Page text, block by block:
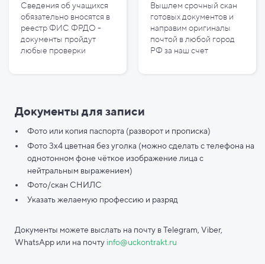
Сведения об учащихся
обязательно вносятся в
реестр ФИС ФРДО -
документы пройдут
любые проверки
Вышлем срочный скан
готовых документов и
направим оригиналы
почтой в любой город
РФ за наш счет
Документы для записи
Фото или копия паспорта (разворот и прописка)
Фото 3х4 цветная без уголка (можно сделать с телефона на
однотонном фоне чёткое изображение лица с
нейтральным выражением)
Фото/скан СНИЛС
Указать желаемую профессию и разряд
Документы можете выслать на почту в Telegram, Viber,
WhatsApp или на почту info@uckontrakt.ru